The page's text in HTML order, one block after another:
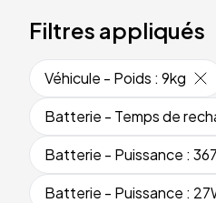
Filtres appliqués
Véhicule - Poids : 9kg
Batterie - Temps de
Batterie - Puissance :
Batterie - Puissance :